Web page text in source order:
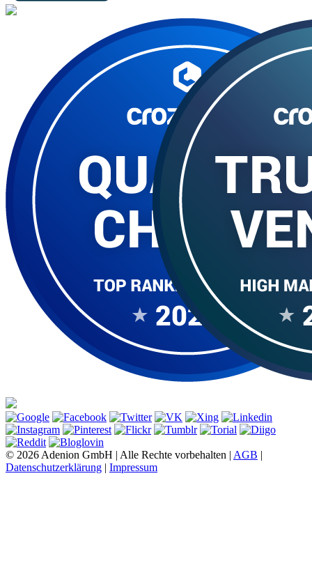
© 2026 Adenion GmbH | Alle Rechte vorbehalten | AGB
Datenschutzerklärung
Impressum